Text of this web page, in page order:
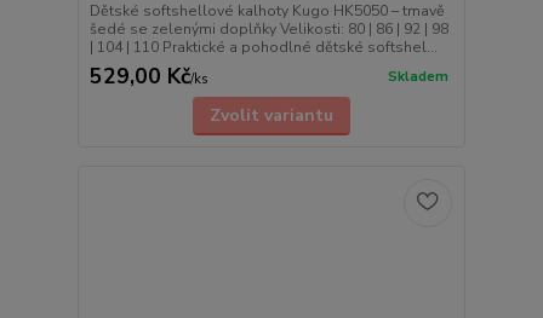
Dětské softshellové kalhoty Kugo HK5050 – tmavě
šedé se zelenými doplňky Velikosti: 80 | 86 | 92 | 98
| 104 | 110 Praktické a pohodlné dětské softshel...
529,00 Kč/ks Skladem
Zvolit variantu